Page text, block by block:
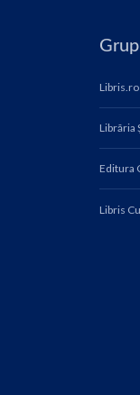
Libris.ro
Librăria
Editura
Libris